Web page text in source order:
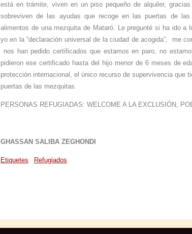
está en trámite, viven en un piso pequeño de alquiler,
sobreviven de las ayudas que recoge en las puertas de
alimentos de una mezquita de Mataró. Le pregunté si ha ido a
yo en la “declaración universal de la ciudad de acogida”, me
nos han pedido certificados que estamos en paro, no
pidieron ese certificado hasta del hijo menor de 6 meses de
protección internacional, el único recurso de supervivencia que
puertas de las mezquitas.
PERSONAS REFUGIADAS: WELCOME A LA EXCLUSIÓN,
GHASSAN SALIBA ZEGHONDI
Etiquetes: Refugiados